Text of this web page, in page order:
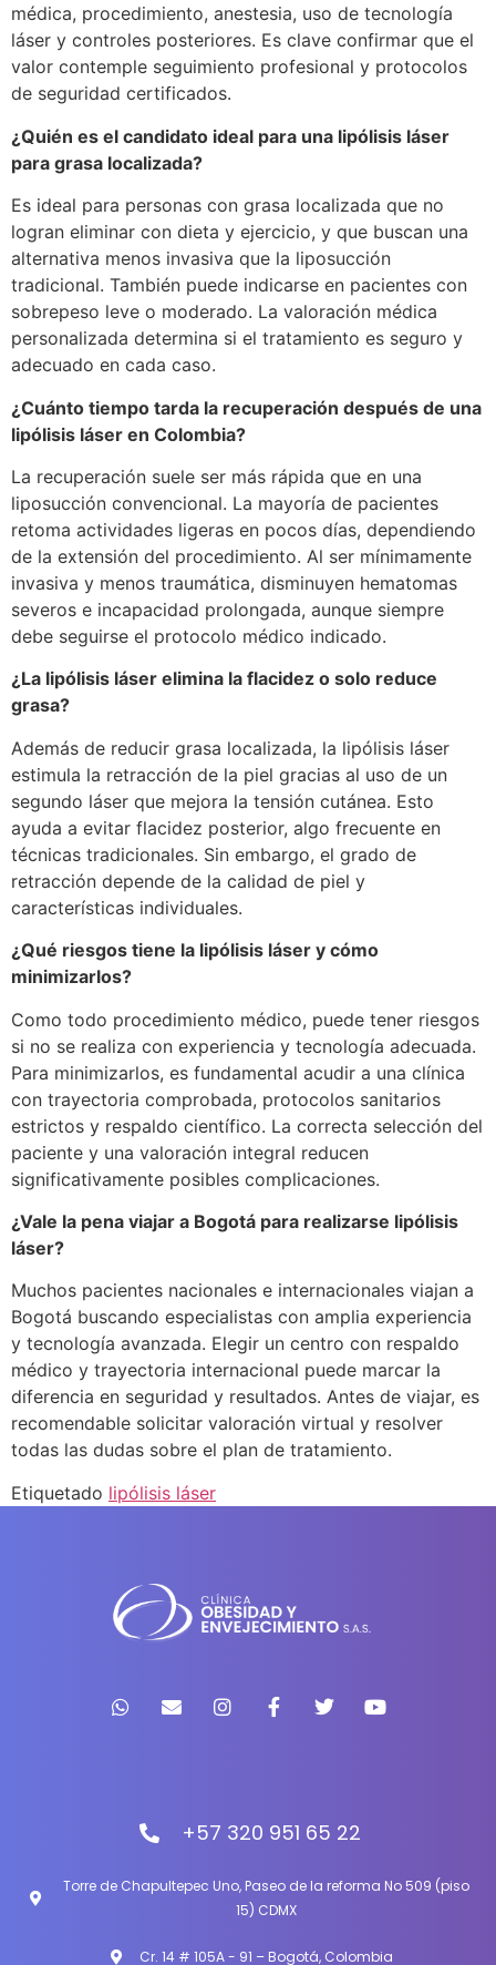
médica, procedimiento, anestesia, uso de tecnología
láser y controles posteriores. Es clave confirmar que el
valor contemple seguimiento profesional y protocolos
de seguridad certificados.
¿Quién es el candidato ideal para una lipólisis láser
para grasa localizada?
Es ideal para personas con grasa localizada que no
logran eliminar con dieta y ejercicio, y que buscan una
alternativa menos invasiva que la liposucción
tradicional. También puede indicarse en pacientes con
sobrepeso leve o moderado. La valoración médica
personalizada determina si el tratamiento es seguro y
adecuado en cada caso.
¿Cuánto tiempo tarda la recuperación después de una
lipólisis láser en Colombia?
La recuperación suele ser más rápida que en una
liposucción convencional. La mayoría de pacientes
retoma actividades ligeras en pocos días, dependiendo
de la extensión del procedimiento. Al ser mínimamente
invasiva y menos traumática, disminuyen hematomas
severos e incapacidad prolongada, aunque siempre
debe seguirse el protocolo médico indicado.
¿La lipólisis láser elimina la flacidez o solo reduce
grasa?
Además de reducir grasa localizada, la lipólisis láser
estimula la retracción de la piel gracias al uso de un
segundo láser que mejora la tensión cutánea. Esto
ayuda a evitar flacidez posterior, algo frecuente en
técnicas tradicionales. Sin embargo, el grado de
retracción depende de la calidad de piel y
características individuales.
¿Qué riesgos tiene la lipólisis láser y cómo
minimizarlos?
Como todo procedimiento médico, puede tener riesgos
si no se realiza con experiencia y tecnología adecuada.
Para minimizarlos, es fundamental acudir a una clínica
con trayectoria comprobada, protocolos sanitarios
estrictos y respaldo científico. La correcta selección del
paciente y una valoración integral reducen
significativamente posibles complicaciones.
¿Vale la pena viajar a Bogotá para realizarse lipólisis
láser?
Muchos pacientes nacionales e internacionales viajan a
Bogotá buscando especialistas con amplia experiencia
y tecnología avanzada. Elegir un centro con respaldo
médico y trayectoria internacional puede marcar la
diferencia en seguridad y resultados. Antes de viajar, es
recomendable solicitar valoración virtual y resolver
todas las dudas sobre el plan de tratamiento.
Etiquetado lipólisis láser
+57 320 951 65 22
Torre de Chapultepec Uno, Paseo de la reforma No 509 (piso
15) CDMX
Cr. 14 # 105A - 91 – Bogotá, Colombia